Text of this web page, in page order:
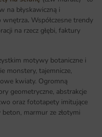
na błyskawiczną i
wnętrza. Współczesne trendy
na rzecz głębi, faktury
motywy botaniczne i
monstery, tajemnicze,
kwiaty. Ogromną
geometryczne, abstrakcje
oraz fototapety imitujące
marmur ze złotymi